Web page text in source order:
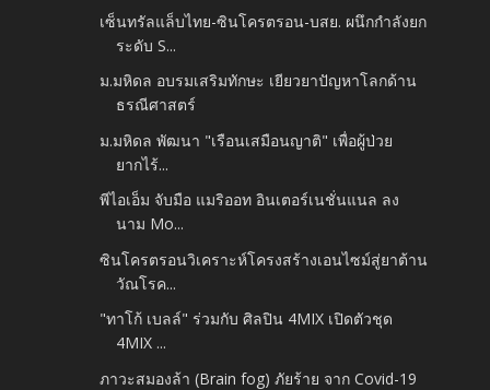
เซ็นทรัลแล็บไทย-ซินโครตรอน-บสย. ผนึกกำลังยก
ระดับ S...
ม.มหิดล อบรมเสริมทักษะ เยียวยาปัญหาโลกด้าน
ธรณีศาสตร์
ม.มหิดล พัฒนา "เรือนเสมือนญาติ" เพื่อผู้ป่วย
ยากไร้...
พีไอเอ็ม จับมือ แมริออท อินเตอร์เนชั่นแนล ลง
นาม Mo...
ซินโครตรอนวิเคราะห์โครงสร้างเอนไซม์สู่ยาต้าน
วัณโรค...
"ทาโก้ เบลล์" ร่วมกับ ศิลปิน 4MIX เปิดตัวชุด
4MIX ...
ภาวะสมองล้า (Brain fog) ภัยร้าย จาก Covid-19